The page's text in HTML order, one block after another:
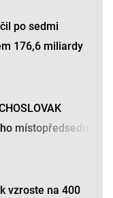
po sedmi
176,6 miliardy
místopředsedu
vzroste na 400